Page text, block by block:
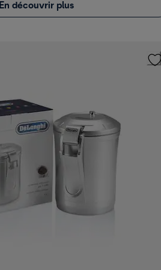
En découvrir plus